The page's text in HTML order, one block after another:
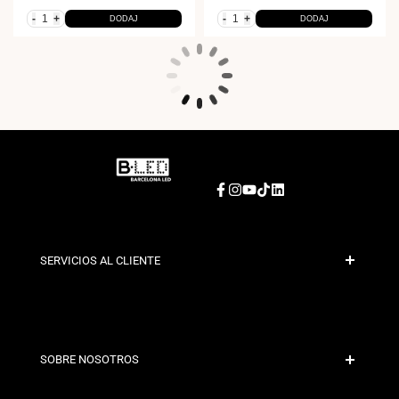
- + DODAJ - + DODAJ
Facebook
Instagram
YouTube
TikTokLinkedIn
SERVICIOS AL CLIENTE
Kontakt
SOBRE NOSOTROS